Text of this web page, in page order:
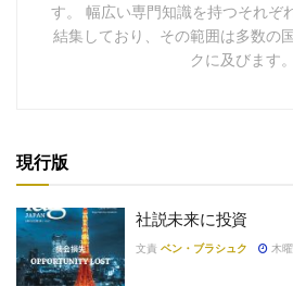
す。 幅広い専門知識を持つそれぞ
結集しており、その範囲は多数の
クに及びます。
現行版
社説未来に投資
文責 ベン・ブラシュク 木